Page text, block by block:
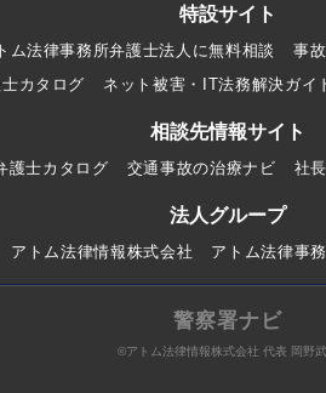
特設サイト
ム法律事務所弁護士法人に無料相談 事
カタログ
ネット被害・IT法務解決ガイ
相談先情報サイト
護士カタログ 交通事故の治療ナビ 社
法人グループ
アトム法律情報株式会社 アトム法律事
警察署ナビ
©アトム法律情報株式会社 代表 岡野